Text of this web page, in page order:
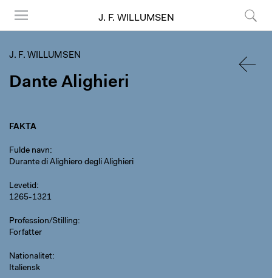
J. F. WILLUMSEN
J. F. WILLUMSEN
Dante Alighieri
FAKTA
Fulde navn
Durante di Alighiero degli Alighieri
Levetid
1265-1321
Profession/Stilling
Forfatter
Nationalitet
Italiensk